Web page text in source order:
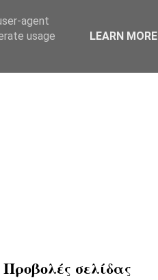
Προβολές σελίδας
agent
usage
LEARN MORE